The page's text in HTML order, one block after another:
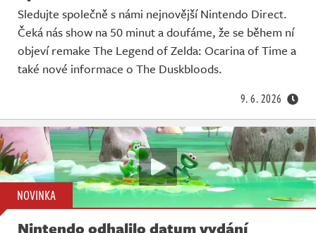
Sledujte společně s námi nejnovější Nintendo Direct.
Čeká nás show na 50 minut a doufáme, že se během ní
objeví remake The Legend of Zelda: Ocarina of Time a
také nové informace o The Duskbloods.
9. 6. 2026
NOVINKA
Nintendo odhalilo datum vydání